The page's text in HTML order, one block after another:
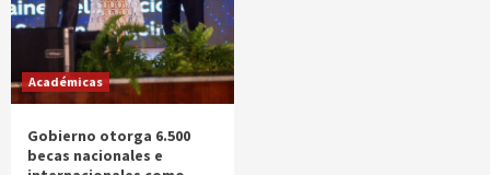
Académicas
Gobierno otorga 6.500
becas nacionales e